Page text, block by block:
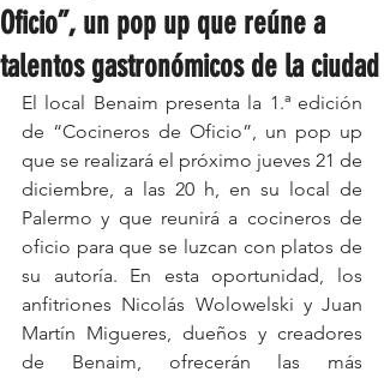
Oficio”, un pop up que reúne a
talentos gastronómicos de la ciudad
El local Benaim presenta la 1.ª edición
de “Cocineros de Oficio”, un pop up
que se realizará el próximo jueves 21 de
diciembre, a las 20 h, en su local de
Palermo y que reunirá a cocineros de
oficio para que se luzcan con platos de
su autoría. En esta oportunidad, los
anfitriones Nicolás Wolowelski y Juan
Martín Migueres, dueños y creadores
de Benaim, ofrecerán las más